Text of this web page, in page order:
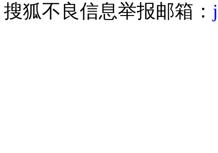
搜狐不良信息举报邮箱：